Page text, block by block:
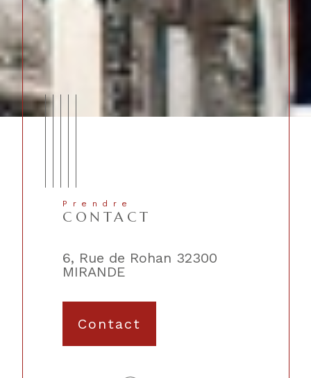
Prendre
CONTACT
6, Rue de Rohan 32300
MIRANDE
Contact